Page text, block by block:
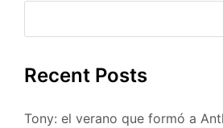
Recent Posts
Tony: el verano que formó a